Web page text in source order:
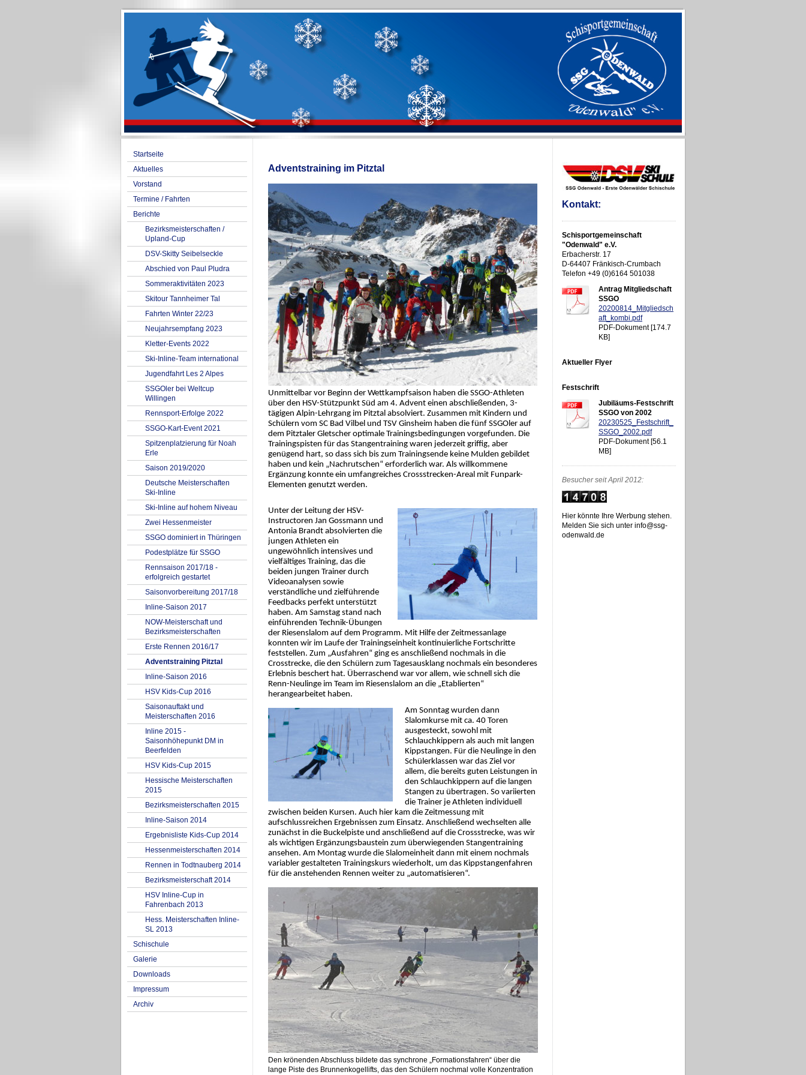
Startseite
Aktuelles
Vorstand
Termine / Fahrten
Berichte
Bezirksmeisterschaften /
Upland-Cup
DSV-Skitty Seibelseckle
Abschied von Paul Pludra
Sommeraktivitäten 2023
Skitour Tannheimer Tal
Fahrten Winter 22/23
Neujahrsempfang 2023
Kletter-Events 2022
Ski-Inline-Team international
Jugendfahrt Les 2 Alpes
SSGOler bei Weltcup
Willingen
Rennsport-Erfolge 2022
SSGO-Kart-Event 2021
Spitzenplatzierung für Noah
Erle
Saison 2019/2020
Deutsche Meisterschaften
Ski-Inline
Ski-Inline auf hohem Niveau
Zwei Hessenmeister
SSGO dominiert in Thüringen
Podestplätze für SSGO
Rennsaison 2017/18 -
erfolgreich gestartet
Saisonvorbereitung 2017/18
Inline-Saison 2017
NOW-Meisterschaft und
Bezirksmeisterschaften
Erste Rennen 2016/17
Adventstraining Pitztal
Inline-Saison 2016
HSV Kids-Cup 2016
Saisonauftakt und
Meisterschaften 2016
Inline 2015 -
Saisonhöhepunkt DM in
Beerfelden
HSV Kids-Cup 2015
Hessische Meisterschaften
2015
Bezirksmeisterschaften 2015
Inline-Saison 2014
Ergebnisliste Kids-Cup 2014
Hessenmeisterschaften 2014
Rennen in Todtnauberg 2014
Bezirksmeisterschaft 2014
HSV Inline-Cup in
Fahrenbach 2013
Hess. Meisterschaften Inline-
SL 2013
Schischule
Galerie
Downloads
Impressum
Archiv
Adventstraining im Pitztal
Unmittelbar vor Beginn der Wettkampfsaison haben die SSGO-Athleten
über den HSV-Stützpunkt Süd am 4. Advent einen abschließenden, 3-
tägigen Alpin-Lehrgang im Pitztal absolviert. Zusammen mit Kindern und
Schülern vom SC Bad Vilbel und TSV Ginsheim haben die fünf SSGOler auf
dem Pitztaler Gletscher optimale Trainingsbedingungen vorgefunden. Die
Trainingspisten für das Stangentraining waren jederzeit griffig, aber
genügend hart, so dass sich bis zum Trainingsende keine Mulden gebildet
haben und kein „Nachrutschen“ erforderlich war. Als willkommene
Ergänzung konnte ein umfangreiches Crossstrecken-Areal mit Funpark-
Elementen genutzt werden.
Unter der Leitung der HSV-
Instructoren Jan Gossmann und
Antonia Brandt absolvierten die
jungen Athleten ein
ungewöhnlich intensives und
vielfältiges Training, das die
beiden jungen Trainer durch
Videoanalysen sowie
verständliche und zielführende
Feedbacks perfekt unterstützt
haben. Am Samstag stand nach
einführenden Technik-Übungen
der Riesenslalom auf dem Programm. Mit Hilfe der Zeitmessanlage
konnten wir im Laufe der Trainingseinheit kontinuierliche Fortschritte
feststellen. Zum „Ausfahren“ ging es anschließend nochmals in die
Crosstrecke, die den Schülern zum Tagesausklang nochmals ein besonderes
Erlebnis beschert hat. Überraschend war vor allem, wie schnell sich die
Renn-Neulinge im Team im Riesenslalom an die „Etablierten“
herangearbeitet haben.
Am Sonntag wurden dann
Slalomkurse mit ca. 40 Toren
ausgesteckt, sowohl mit
Schlauchkippern als auch mit langen
Kippstangen. Für die Neulinge in den
Schülerklassen war das Ziel vor
allem, die bereits guten Leistungen in
den Schlauchkippern auf die langen
Stangen zu übertragen. So variierten
die Trainer je Athleten individuell
zwischen beiden Kursen. Auch hier kam die Zeitmessung mit
aufschlussreichen Ergebnissen zum Einsatz. Anschließend wechselten alle
zunächst in die Buckelpiste und anschließend auf die Crossstrecke, was wir
als wichtigen Ergänzungsbaustein zum überwiegenden Stangentraining
ansehen. Am Montag wurde die Slalomeinheit dann mit einem nochmals
variabler gestalteten Trainingskurs wiederholt, um das Kippstangenfahren
für die anstehenden Rennen weiter zu „automatisieren“.
Den krönenden Abschluss bildete das synchrone „Formationsfahren“ über die
lange Piste des Brunnenkogellifts, das den Schülern nochmal volle Konzentration
Kontakt:
Schisportgemeinschaft
"Odenwald" e.V.
Erbacherstr. 17
D-64407 Fränkisch-Crumbach
Telefon +49 (0)6164 501038
Antrag Mitgliedschaft
SSGO
20200814_Mitgliedsch
aft_kombi.pdf
PDF-Dokument [174.7
KB]
Aktueller Flyer
Festschrift
Jubiläums-Festschrift
SSGO von 2002
20230525_Festschrift_
SSGO_2002.pdf
PDF-Dokument [56.1
MB]
Besucher seit April 2012:
Hier könnte Ihre Werbung stehen.
Melden Sie sich unter info@ssg-
odenwald.de